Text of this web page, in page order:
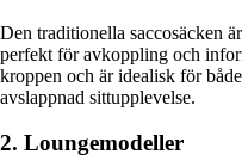
Den traditionella saccosäcken
perfekt för avkoppling och
kroppen och är idealisk för
avslappnad sittupplevelse.
2. Loungemodeller